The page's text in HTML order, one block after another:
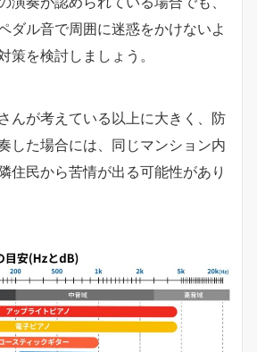
ダル音で周囲に迷惑をかけないよ
策を検討しましょう。
んが考えている以上に大きく、防
した場合には、同じマンション内
住民から苦情が出る可能性があり